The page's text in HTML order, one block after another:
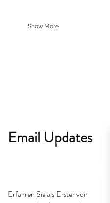
Show More
Email Updates
Erfahren Sie als Erster von